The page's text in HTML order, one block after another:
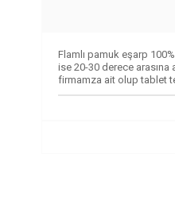
Flamlı pamuk eşarp
ise 20-30 derece arasına
firmamza ait olup tablet